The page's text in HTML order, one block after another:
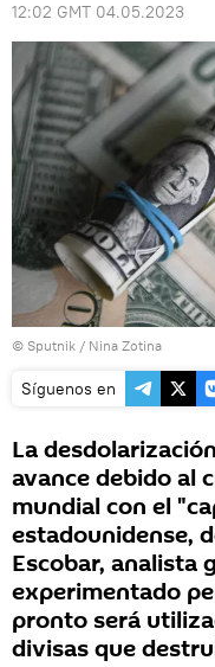
12:02 GMT 04.05.2023
© Sputnik / Nina Zotina
Síguenos en
La
avance debido al
mundial con el
estadounidense,
Escobar, analista
experimentado
pronto será
divisas que